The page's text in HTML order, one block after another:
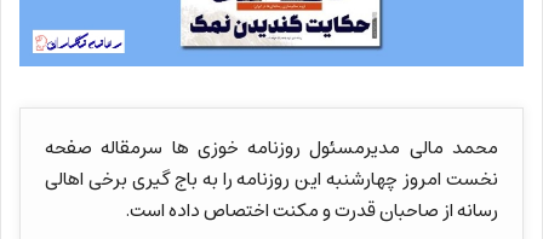
محمد مالی مدیرمسئول روزنامه خوزی ها سرمقاله صفحه
نخست امروز چهارشنبه این روزنامه را به باج گیری برخی اهالی
رسانه از صاحبان قدرت و مکنت اختصاص داده است.